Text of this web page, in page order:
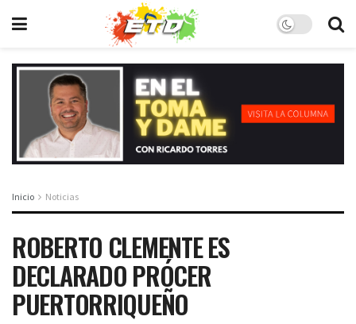
Inicio Noticias
ROBERTO CLEMENTE ES
DECLARADO PRÓCER
PUERTORRIQUEÑO